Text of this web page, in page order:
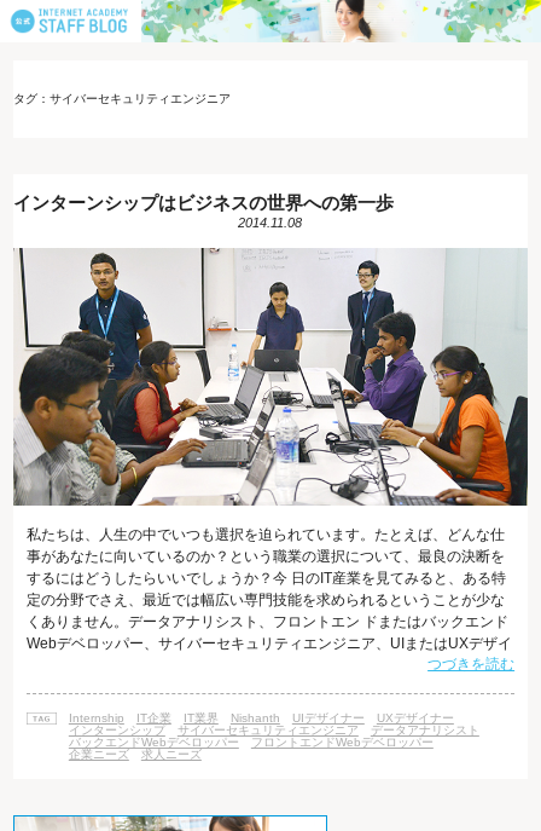
タグ：サイバーセキュリティエンジニア
インターンシップはビジネスの世界への第一歩
2014.11.08
私たちは、人生の中でいつも選択を迫られています。たとえば、どんな仕
事があなたに向いているのか？という職業の選択について、最良の決断を
するにはどうしたらいいでしょうか？今 日のIT産業を見てみると、ある特
定の分野でさえ、最近では幅広い専門技能を求められるということが少な
くありません。データアナリシスト、フロントエン ドまたはバックエンド
Webデベロッパー、サイバーセキュリティエンジニア、UIまたはUXデザイ
ナーなど、どれを選ぶか、あなたの選択肢は無数にありま す。では、あな
したら良いのでしょうか？急速に変化するグローバルマーケットの要求に
応えるために、あなたはどのように準備をしますか？学 生が大学で教え込
まれているスキルセット
つづきを読む
Internship IT企業 IT業界 Nishanth UIデザイナー
UXデザイナー
インターンシップ
サイバーセキュリティエンジニア
データアナリシスト
バックエンドWebデベロッパー
フロントエンドWebデベロッパー
企業ニーズ
求人ニーズ